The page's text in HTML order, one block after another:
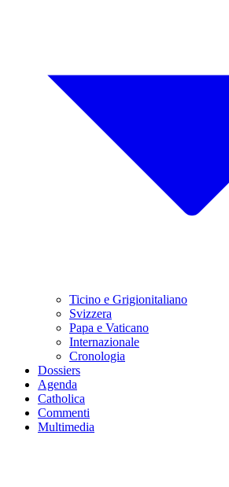
Ticino e Grigionitaliano
Svizzera
Papa e Vaticano
Internazionale
Cronologia
Dossiers
Agenda
Catholica
Commenti
Multimedia